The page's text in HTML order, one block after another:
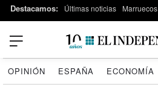
Destacamos: Últimas noticias Marruecos
OPINIÓN ESPAÑA ECONOMÍA